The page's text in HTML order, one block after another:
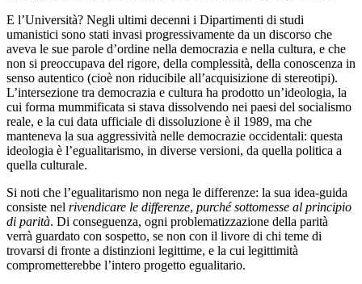
E l’Università? Negli ultimi decenni i Dipartimenti di studi
umanistici sono stati invasi progressivamente da un discorso che
aveva le sue parole d’ordine nella democrazia e nella cultura, e che
non si preoccupava del rigore, della complessità, della conoscenza in
senso autentico (cioè non riducibile all’acquisizione di stereotipi).
L’intersezione tra democrazia e cultura ha prodotto un’ideologia, la
cui forma mummificata si stava dissolvendo nei paesi del socialismo
reale, e la cui data ufficiale di dissoluzione è il 1989, ma che
manteneva la sua aggressività nelle democrazie occidentali: questa
ideologia è l’egualitarismo, in diverse versioni, da quella politica a
quella culturale.
Si noti che l’egualitarismo non nega le differenze: la sua idea-guida
consiste nel rivendicare le differenze, purché sottomesse al principio
di parità. Di conseguenza, ogni problematizzazione della parità
verrà guardato con sospetto, se non con il livore di chi teme di
trovarsi di fronte a distinzioni legittime, e la cui legittimità
comprometterebbe l’intero progetto egualitario.